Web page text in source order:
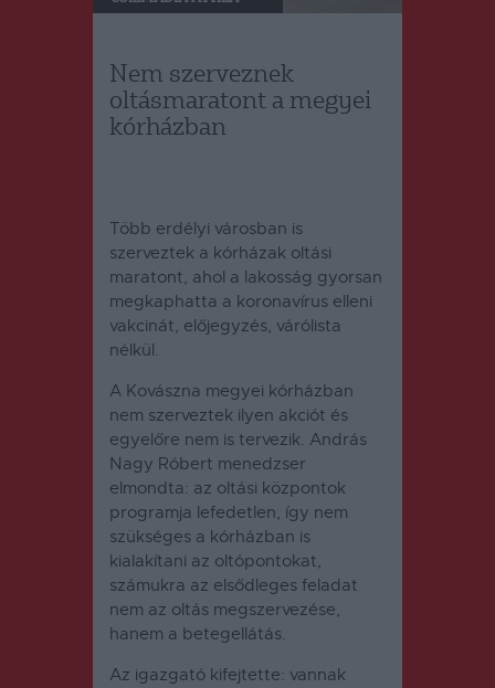
Nem szerveznek
oltásmaratont a megyei
kórházban
Több erdélyi városban is
szerveztek a kórházak oltási
maratont, ahol a lakosság gyorsan
megkaphatta a koronavírus elleni
vakcinát, előjegyzés, várólista
nélkül.
A Kovászna megyei kórházban
nem szerveztek ilyen akciót és
egyelőre nem is tervezik. András
Nagy Róbert menedzser
elmondta: az oltási központok
programja lefedetlen, így nem
szükséges a kórházban is
kialakítani az oltópontokat,
számukra az elsődleges feladat
nem az oltás megszervezése,
hanem a betegellátás.
Az igazgató kifejtette: vannak